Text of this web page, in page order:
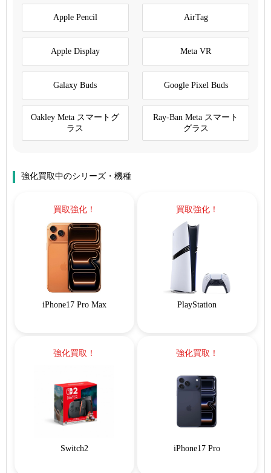
Apple Pencil AirTag
Apple Display Meta VR
Galaxy Buds Google Pixel Buds
Oakley Meta スマートグ
ラス
Ray-Ban Meta スマート
グラス
強化買取中のシリーズ・機種
買取強化！
iPhone17 Pro Max
買取強化！
PlayStation
強化買取！
Switch2
強化買取！
iPhone17 Pro